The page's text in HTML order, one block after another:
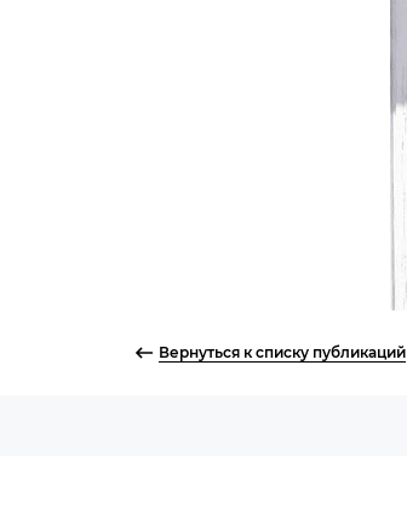
Вернуться к списку публикаций